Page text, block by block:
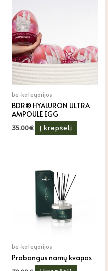
be-kategorijos
BDR® HYALURON ULTRA
AMPOULE EGG
35.00€ Į krepšelį
be-kategorijos
Prabangus namų kvapas